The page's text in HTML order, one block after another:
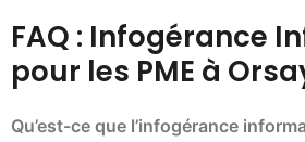
FAQ : Infogérance
pour les PME à
Qu’est-ce que l’infogérance